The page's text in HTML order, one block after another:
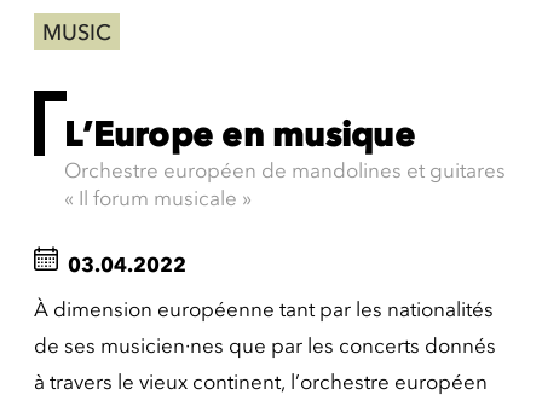
MUSIC
L’Europe en musique
Orchestre européen de mandolines et guitares
« Il forum musicale »
03.04.2022
À dimension européenne tant par les nationalités
de ses musicien·nes que par les concerts donnés
à travers le vieux continent, l’orchestre européen